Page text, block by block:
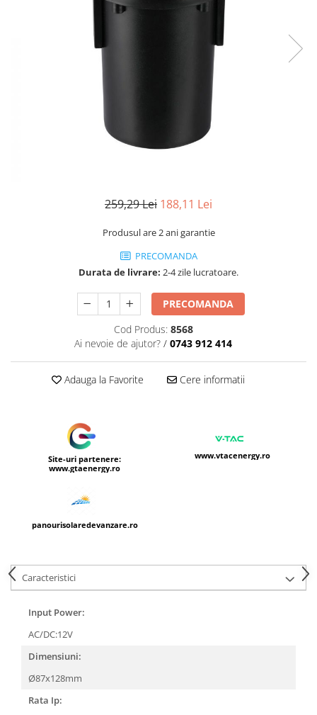
259,29 Lei 188,11 Lei
Produsul are 2 ani garantie
PRECOMANDA
Durata de livrare: 2-4 zile lucratoare.
PRECOMANDA
Cod Produs: 8568
Ai nevoie de ajutor? / 0743 912 414
Adauga la Favorite Cere informatii
Site-uri partenere:
www.gtaenergy.ro
www.vtacenergy.ro
panourisolaredevanzare.ro
Caracteristici
Input Power:
AC/DC:12V
Dimensiuni:
Ø87x128mm
Rata Ip: